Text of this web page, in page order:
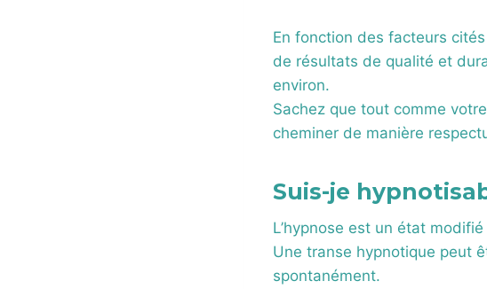
En fonction des facteurs
de résultats de qualité et
environ.
Sachez que tout comme
cheminer de manière
Suis-je
L’hypnose est un état
Une transe hypnotique peut
spontanément.